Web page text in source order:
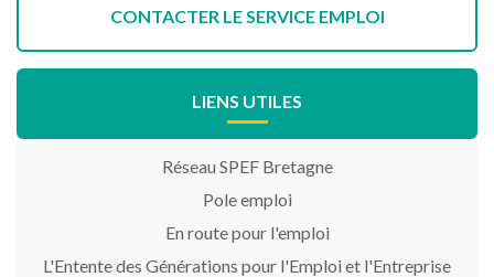
CONTACTER LE SERVICE EMPLOI
LIENS UTILES
Réseau SPEF Bretagne
Pole emploi
En route pour l'emploi
L'Entente des Générations pour l'Emploi et l'Entreprise